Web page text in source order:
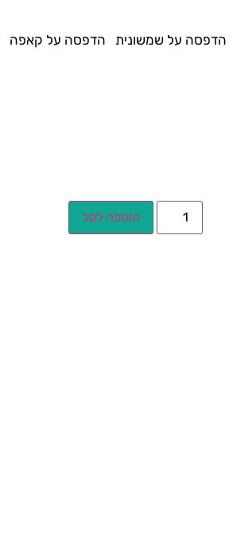
הדפסה על שמשונית הדפסה על קאפה
הוספה לסל